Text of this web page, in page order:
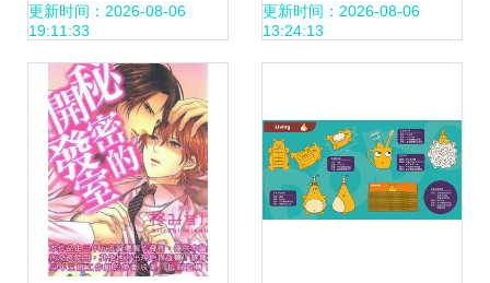
通IP全产业链开发
路径
更新时间：2026-08-06
19:11:33
越《原神》，刷新
更新时间：2026-08-06
13:24:13